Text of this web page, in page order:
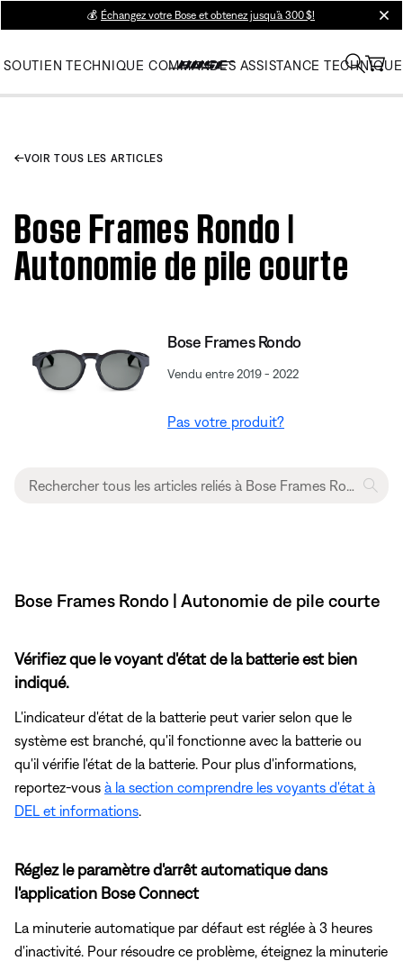
💰 Échangez votre Bose et obtenez jusqu’à 300 $!
SOUTIEN TECHNIQUE COMMANDES ASSISTANCE TECHNIQUE
VOIR TOUS LES ARTICLES
Bose Frames Rondo |
Autonomie de pile courte
Bose Frames Rondo
Vendu entre 2019 - 2022
Pas votre produit?
Bose Frames Rondo | Autonomie de pile courte
Vérifiez que le voyant d'état de la batterie est bien
indiqué.
L'indicateur d'état de la batterie peut varier selon que le
système est branché, qu'il fonctionne avec la batterie ou
qu'il vérifie l'état de la batterie. Pour plus d'informations,
reportez-vous à la section comprendre les voyants d'état à
DEL et informations
Réglez le paramètre d'arrêt automatique dans
l'application Bose Connect
La minuterie automatique par défaut est réglée à 3 heures
d'inactivité. Pour résoudre ce problème, éteignez la minuterie